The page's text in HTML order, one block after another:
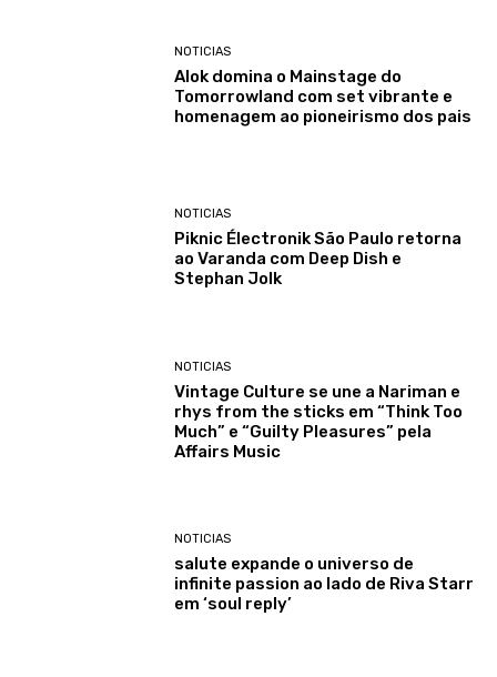
NOTICIAS
Alok domina o Mainstage do
Tomorrowland com set vibrante e
homenagem ao pioneirismo dos pais
NOTICIAS
Piknic Électronik São Paulo retorna
ao Varanda com Deep Dish e
Stephan Jolk
NOTICIAS
Vintage Culture se une a Nariman e
rhys from the sticks em “Think Too
Much” e “Guilty Pleasures” pela
Affairs Music
NOTICIAS
salute expande o universo de
infinite passion ao lado de Riva Starr
em ‘soul reply’